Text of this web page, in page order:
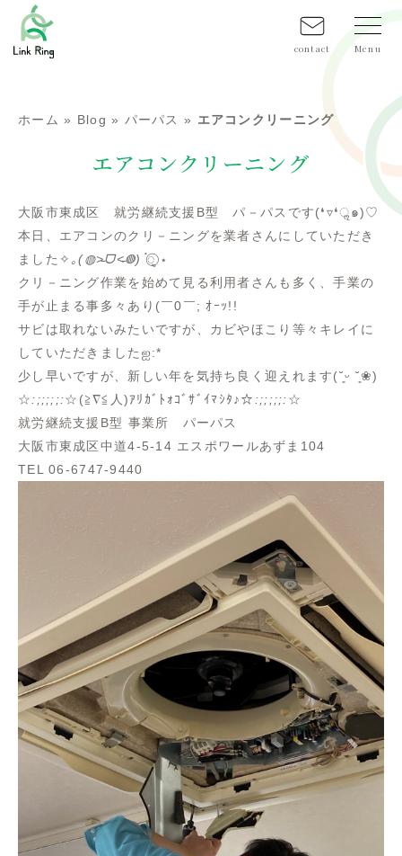
contact
ホーム » Blog » パーパス » エアコンクリーニング
エアコンクリーニング
大阪市東成区 就労継続支援B型 パ－パスです(❛▿❛ॢ๑)♡
本日、エアコンのクリ－ニングを業者さんにしていただき
ました✧ ｡(◍˃̵ᗜ˂̵◍)ॱ◌̥⃝̣ ⋆
クリ－ニング作業を始めて見る利用者さんも多く、手業の
手が止まる事多々あり(￣0￣; ｵｰｯ!!
サビは取れないみたいですが、カビやほこり等々キレイに
していただきましたஐ:*
少し早いですが、新しい年を気持ち良く迎えれます(˘͈ᵕ ˘͈❀)
☆ :;;;;;:☆(≧∇≦人)ｱﾘｶﾞﾄｫｺﾞｻﾞｲﾏｼﾀ♪☆ :;;;;;:☆
就労継続支援B型 事業所 パーパス
大阪市東成区中道4-5-14 エスポワールあずま104
TEL 06-6747-9440